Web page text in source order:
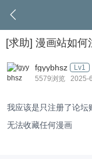
[求助] 漫画站如何
fgyybhsz
Lv1
5579浏览 2025-
我应该是只注册了论坛
无法收藏任何漫画